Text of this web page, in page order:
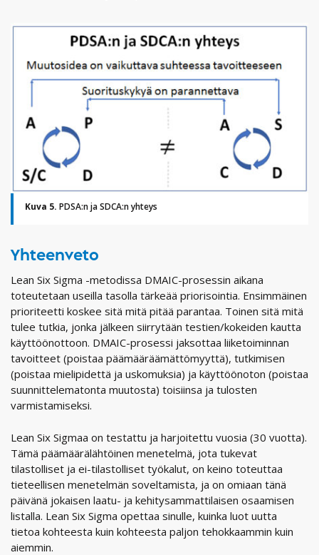
Kuva 5. PDSA:n ja SDCA:n yhteys
Yhteenveto
Lean Six Sigma -metodissa DMAIC-prosessin aikana
toteutetaan useilla tasolla tärkeää priorisointia. Ensimmäinen
prioriteetti koskee sitä mitä pitää parantaa. Toinen sitä mitä
tulee tutkia, jonka jälkeen siirrytään testien/kokeiden kautta
käyttöönottoon. DMAIC-prosessi jaksottaa liiketoiminnan
tavoitteet (poistaa päämääräämättömyyttä), tutkimisen
(poistaa mielipidettä ja uskomuksia) ja käyttöönoton (poistaa
suunnittelematonta muutosta) toisiinsa ja tulosten
varmistamiseksi.
Lean Six Sigmaa on testattu ja harjoitettu vuosia (30 vuotta).
Tämä päämäärälähtöinen menetelmä, jota tukevat
tilastolliset ja ei-tilastolliset työkalut, on keino toteuttaa
tieteellisen menetelmän soveltamista, ja on omiaan tänä
päivänä jokaisen laatu- ja kehitysammattilaisen osaamisen
listalla. Lean Six Sigma opettaa sinulle, kuinka luot uutta
tietoa kohteesta kuin kohteesta paljon tehokkaammin kuin
aiemmin.